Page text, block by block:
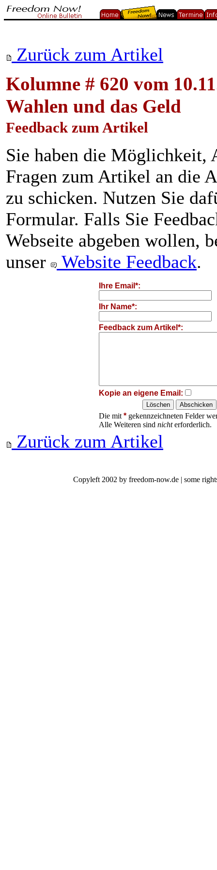
Zurück zum Artikel
Kolumne # 620 vom
Wahlen und das Geld
Feedback zum Artikel
Sie haben die Möglichkeit,
Fragen zum Artikel an die
zu schicken. Nutzen Sie
Formular. Falls Sie
Webseite abgeben wollen,
unser
Website Feedback.
Ihre Email*:
Ihr Name*:
Feedback zum Artikel*:
Kopie an eigene Email:
Die mit *gekennzeichneten Felder
Alle Weiteren sind nichterforderlich.
Zurück zum Artikel
Copyleft 2002 by freedom-now.de | some